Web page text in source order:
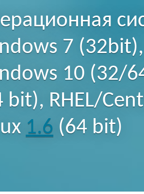
7
10 (32/
bit), RHEL/
1.6 (64 bit)